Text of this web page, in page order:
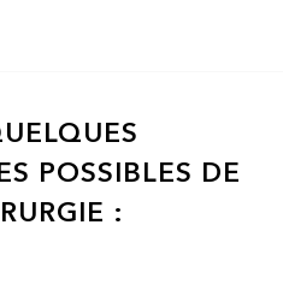
POSSIBLES DE
: